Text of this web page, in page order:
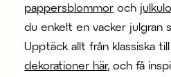
pappersblommor och
du enkelt en vacker julgran
Upptäck allt från klassiska
dekorationer här, och få